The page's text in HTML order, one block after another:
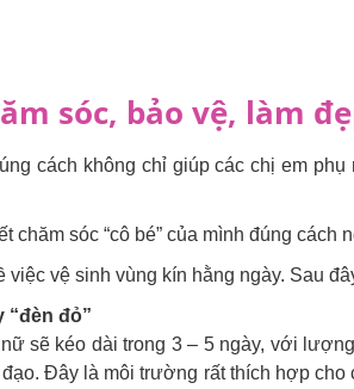
sóc, bảo vệ, làm
cách không chỉ giúp các chị em
chăm sóc “cô bé” của mình đúng
vệ sinh vùng kín hằng ngày. Sau
“đèn đỏ”
sẽ kéo dài trong 3 – 5 ngày, với
Đây là môi trường rất thích hợp